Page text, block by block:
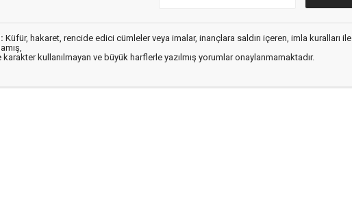
Küfür, hakaret, rencide edici cümleler veya imalar, inançlara saldırı içeren, imla kuralları ile
karakter kullanılmayan ve büyük harflerle yazılmış yorumlar onaylanmamaktadır.